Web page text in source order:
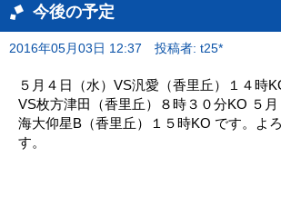
今後の予定
2016年05月03日 12:37 投稿者: t25*
５月４日（水）VS汎愛（香里丘）１４時
VS枚方津田（香里丘）８時３０分KO ５
海大仰星B（香里丘）１５時KO です。よ
す。